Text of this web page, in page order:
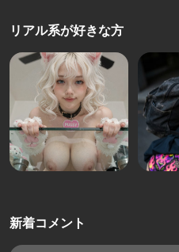
リアル系が好きな方
新着コメント